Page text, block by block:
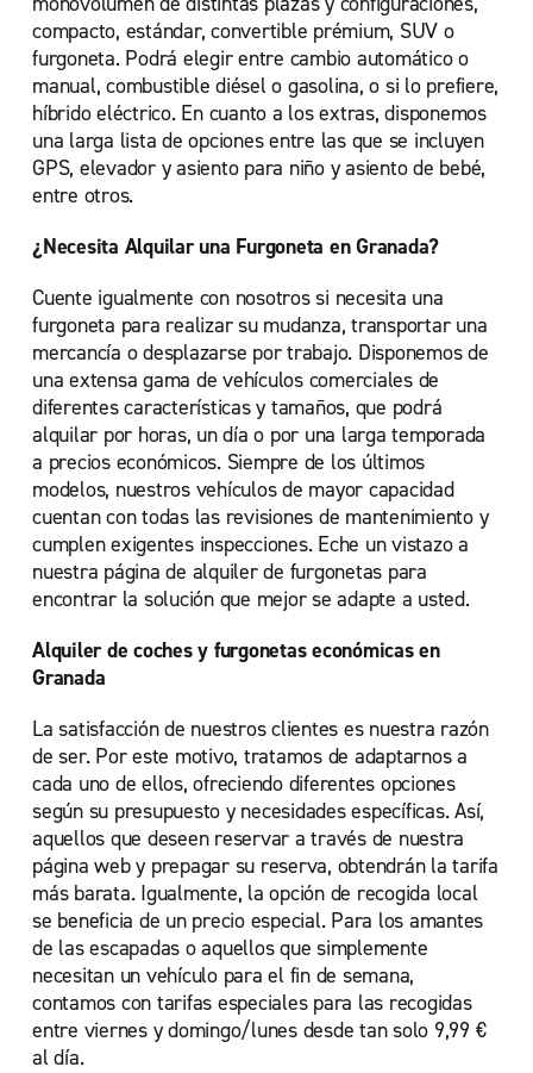
compacto, estándar, convertible prémium, SUV o
furgoneta. Podrá elegir entre cambio automático o
manual, combustible diésel o gasolina, o si lo prefiere,
híbrido eléctrico. En cuanto a los extras, disponemos
una larga lista de opciones entre las que se incluyen
GPS, elevador y asiento para niño y asiento de bebé,
entre otros.
¿Necesita Alquilar una Furgoneta en Granada?
Cuente igualmente con nosotros si necesita una
furgoneta para realizar su mudanza, transportar una
mercancía o desplazarse por trabajo. Disponemos de
una extensa gama de vehículos comerciales de
diferentes características y tamaños, que podrá
alquilar por horas, un día o por una larga temporada
a precios económicos. Siempre de los últimos
modelos, nuestros vehículos de mayor capacidad
cuentan con todas las revisiones de mantenimiento y
cumplen exigentes inspecciones. Eche un vistazo a
nuestra página de alquiler de furgonetas para
encontrar la solución que mejor se adapte a usted.
Alquiler de coches y furgonetas económicas en
Granada
La satisfacción de nuestros clientes es nuestra razón
de ser. Por este motivo, tratamos de adaptarnos a
cada uno de ellos, ofreciendo diferentes opciones
según su presupuesto y necesidades específicas. Así,
aquellos que deseen reservar a través de nuestra
página web y prepagar su reserva, obtendrán la tarifa
más barata. Igualmente, la opción de recogida local
se beneficia de un precio especial. Para los amantes
de las escapadas o aquellos que simplemente
necesitan un vehículo para el fin de semana,
contamos con tarifas especiales para las recogidas
entre viernes y domingo/lunes desde tan solo 9,99 €
al día.